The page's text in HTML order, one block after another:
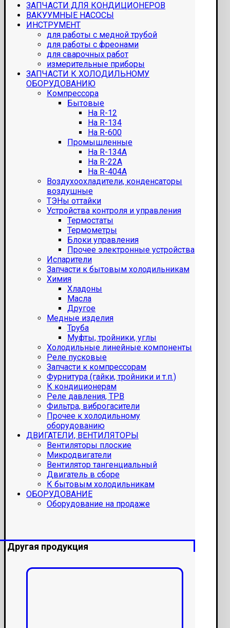
ЗАПЧАСТИ ДЛЯ КОНДИЦИОНЕРОВ
ВАКУУМНЫЕ НАСОСЫ
ИНСТРУМЕНТ
для работы с медной трубой
для работы с фреонами
для сварочных работ
измерительные приборы
ЗАПЧАСТИ К ХОЛОДИЛЬНОМУ
ОБОРУДОВАНИЮ
Компрессора
Бытовые
На R-12
На R-134
На R-600
Промышленные
На R-134A
На R-22A
На R-404A
Воздухоохладители, конденсаторы
воздушные
ТЭНы оттайки
Устройства контроля и управления
Термостаты
Термометры
Блоки управления
Прочее электронные устройства
Испарители
Запчасти к бытовым холодильникам
Химия
Хладоны
Масла
Другое
Медные изделия
Труба
Муфты, тройники, углы
Холодильные линейные компоненты
Реле пусковые
Запчасти к компрессорам
Фурнитура (гайки, тройники и т.п.)
К кондиционерам
Реле давления, ТРВ
Фильтра, виброгасители
Прочее к холодильному
оборудованию
ДВИГАТЕЛИ, ВЕНТИЛЯТОРЫ
Вентиляторы плоские
Микродвигатели
Вентилятор тангенциальный
Двигатель в сборе
К бытовым холодильникам
ОБОРУДОВАНИЕ
Оборудование на продаже
Другая продукция